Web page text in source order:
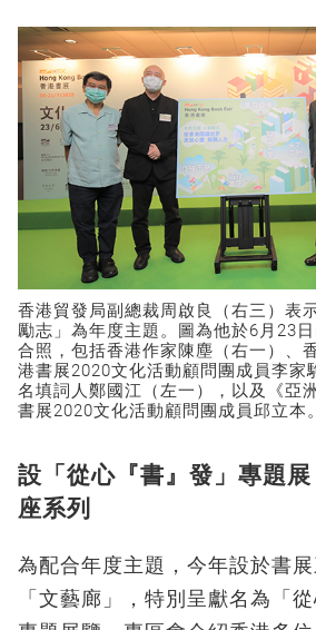
香港貿發局副總裁周啟良（右三）表
勵志」為年度主題。圖為他於6月23
合照，包括香港作家陳塵（右一）、
港書展2020文化活動顧問團成員李家
名填詞人鄭國江（左一），以及《亞
書展2020文化活動顧問團成員邱立本。
設「從心『書』發」專題
座系列
為配合年度主題，今年設於書
「文藝廊」，特別呈獻名為「